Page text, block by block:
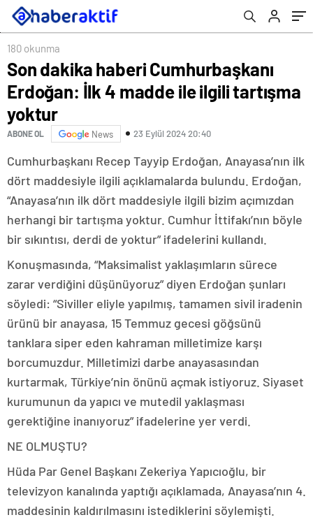
180 okunma
Son dakika haberi Cumhurbaşkanı
Erdoğan: İlk 4 madde ile ilgili tartışma
yoktur
ABONE OL News 23 Eylül 2024 20:40
Cumhurbaşkanı Recep Tayyip Erdoğan, Anayasa’nın ilk
dört maddesiyle ilgili açıklamalarda bulundu. Erdoğan,
“Anayasa’nın ilk dört maddesiyle ilgili bizim açımızdan
herhangi bir tartışma yoktur. Cumhur İttifakı’nın böyle
bir sıkıntısı, derdi de yoktur” ifadelerini kullandı.
Konuşmasında, “Maksimalist yaklaşımların sürece
zarar verdiğini düşünüyoruz” diyen Erdoğan şunları
söyledi: “Siviller eliyle yapılmış, tamamen sivil iradenin
ürünü bir anayasa, 15 Temmuz gecesi göğsünü
tanklara siper eden kahraman milletimize karşı
borcumuzdur. Milletimizi darbe anayasasından
kurtarmak, Türkiye’nin önünü açmak istiyoruz. Siyaset
kurumunun da yapıcı ve mutedil yaklaşması
gerektiğine inanıyoruz” ifadelerine yer verdi.
NE OLMUŞTU?
Hüda Par Genel Başkanı Zekeriya Yapıcıoğlu, bir
televizyon kanalında yaptığı açıklamada, Anayasa’nın 4.
maddesinin kaldırılmasını istediklerini söylemişti.